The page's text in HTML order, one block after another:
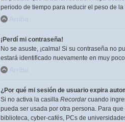
periodo de tiempo para reducir el peso de
Arriba
¡Perdí mi contraseña!
No se asuste, ¡calma! Si su contraseña no
estará identificado nuevamente en muy
Arriba
¿Por qué mi sesión de usuario expira
Si no activa la casilla Recordarcuando
pueda ser usada por otra persona. Para
biblioteca, cyber-cafés, PCs de